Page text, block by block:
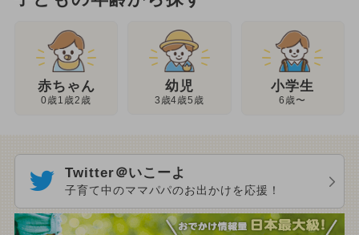
赤ちゃん
0歳1歳2歳
幼児
3歳4歳5歳
小学生
6歳〜
Twitter＠いこーよ
子育て中のママパパのお出かけを応援！